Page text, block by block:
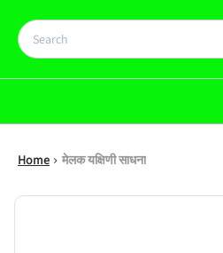
Home मेलक यक्षिणी साधना